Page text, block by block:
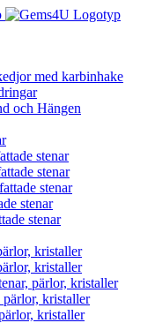
med karbinhake
och Hängen
stenar
stenar
stenar
stenar
stenar
kristaller
kristaller
pärlor, kristaller
pärlor, kristaller
kristaller